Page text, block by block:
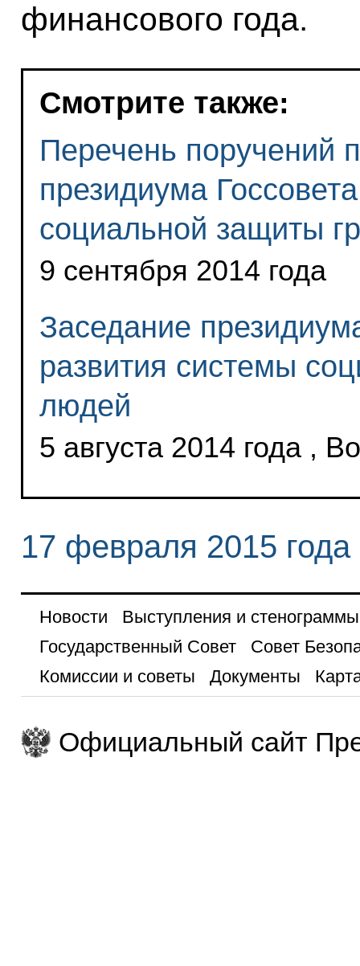
финансового года.
Смотрите также:
Перечень поручений
президиума
социальной защиты
9 сентября 2014 года
Заседание
развития системы
людей
5 августа 2014 года ,
17 февраля 2015 года
Новости
Выступления и стенограммы
Государственный Совет
Совет
Комиссии и советы
Документы
Официальный сайт